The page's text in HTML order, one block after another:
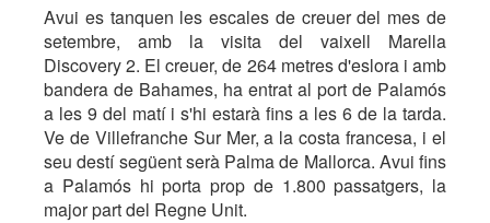
Avui es tanquen les escales de creuer del mes de
setembre, amb la visita del vaixell Marella
Discovery 2. El creuer, de 264 metres d'eslora i amb
bandera de Bahames, ha entrat al port de Palamós
a les 9 del matí i s'hi estarà fins a les 6 de la tarda.
Ve de Villefranche Sur Mer, a la costa francesa, i el
seu destí següent serà Palma de Mallorca. Avui fins
a Palamós hi porta prop de 1.800 passatgers, la
major part del Regne Unit.